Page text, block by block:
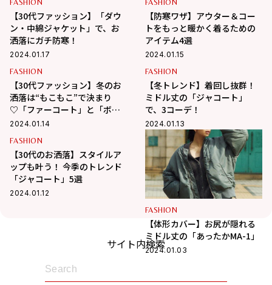
FASHION
【30代ファッション】「ダウ
ン・中綿ジャケット」で、お
洒落にガチ防寒！
2024.01.17
FASHION
【防寒ワザ】アウター＆コー
トをもっと暖かく着るための
アイテム4選
2024.01.15
FASHION
【30代ファッション】冬のお
洒落は“もこもこ”で決まり
♡「ファーコート」と「ボア
ブルゾン」
2024.01.14
FASHION
【冬トレンド】着回し抜群！
ミドル丈の「ジャコート」
で、3コーデ！
2024.01.13
FASHION
【30代のお洒落】スタイルア
ップも叶う！ 今季のトレンド
「ジャコート」5選
2024.01.12
FASHION
【体形カバー】お尻が隠れる
ミドル丈の「あったかMA-1」
2024.01.03
サイト内検索